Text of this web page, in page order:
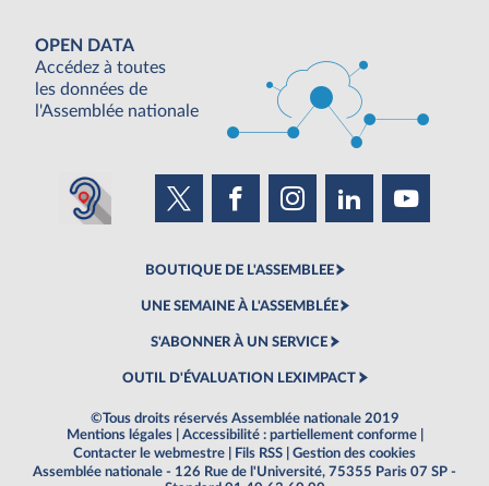
OPEN DATA
Accédez à toutes
les données de
l'Assemblée nationale
BOUTIQUE DE L'ASSEMBLEE
UNE SEMAINE À L'ASSEMBLÉE
S'ABONNER À UN SERVICE
OUTIL D'ÉVALUATION LEXIMPACT
©Tous droits réservés Assemblée nationale 2019
Mentions légales
Accessibilité : partiellement conforme
Contacter le webmestre
Fils RSS
Gestion des cookies
Assemblée nationale - 126 Rue de l'Université, 75355 Paris 07 SP -